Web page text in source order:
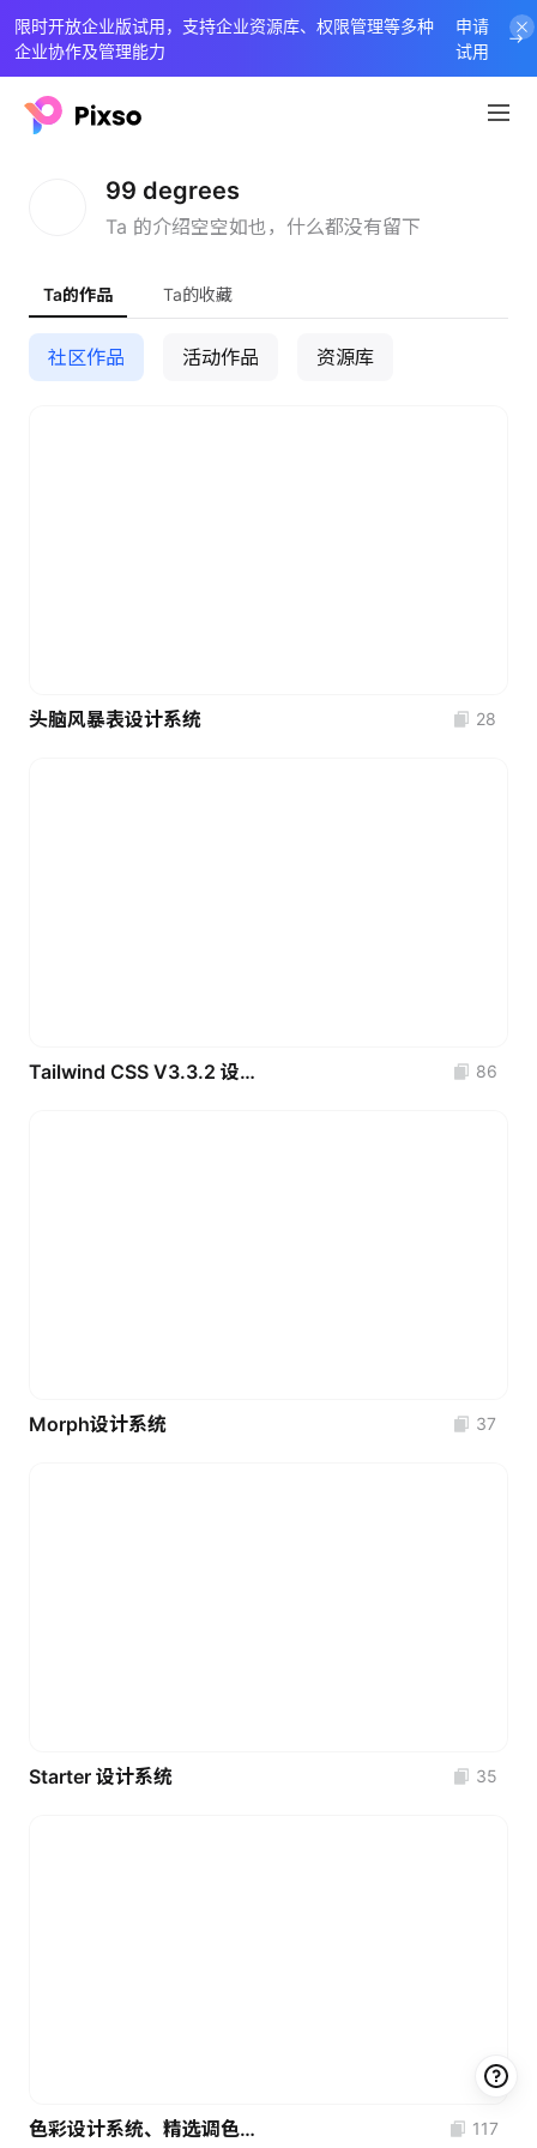
限时开放企业版试用，支持企业资源库、权限管理等多种
企业协作及管理能力
申请
试用
99 degrees
Ta 的介绍空空如也，什么都没有留下
Ta的作品 Ta的收藏
社区作品 活动作品 资源库
头脑风暴表设计系统 28
Tailwind CSS V3.3.2 设计系统-带变量 86
Morph设计系统 37
Starter 设计系统 35
色彩设计系统、精选调色板和渐变 117